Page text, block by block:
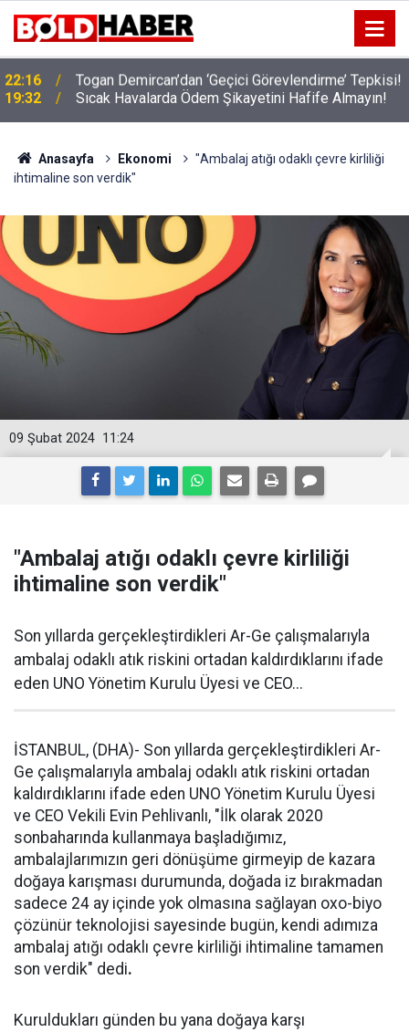
19:32 Sıcak Havalarda Ödem Şikayetini Hafife Almayın!
Anasayfa Ekonomi
"Ambalaj atığı odaklı çevre kirliliği
ihtimaline son verdik"
11:24
09 Şubat 2024
"Ambalaj atığı odaklı çevre kirliliği
ihtimaline son verdik"
Son yıllarda gerçekleştirdikleri Ar-Ge çalışmalarıyla
ambalaj odaklı atık riskini ortadan kaldırdıklarını ifade
eden UNO Yönetim Kurulu Üyesi ve CEO...
İSTANBUL, (DHA)- Son yıllarda gerçekleştirdikleri Ar-
Ge çalışmalarıyla ambalaj odaklı atık riskini ortadan
kaldırdıklarını ifade eden UNO Yönetim Kurulu Üyesi
ve CEO Vekili Evin Pehlivanlı, "İlk olarak 2020
sonbaharında kullanmaya başladığımız,
ambalajlarımızın geri dönüşüme girmeyip de kazara
doğaya karışması durumunda, doğada iz bırakmadan
sadece 24 ay içinde yok olmasına sağlayan oxo-biyo
çözünür teknolojisi sayesinde bugün, kendi adımıza
ambalaj atığı odaklı çevre kirliliği ihtimaline tamamen
son verdik" dedi.
Kuruldukları günden bu yana doğaya karşı